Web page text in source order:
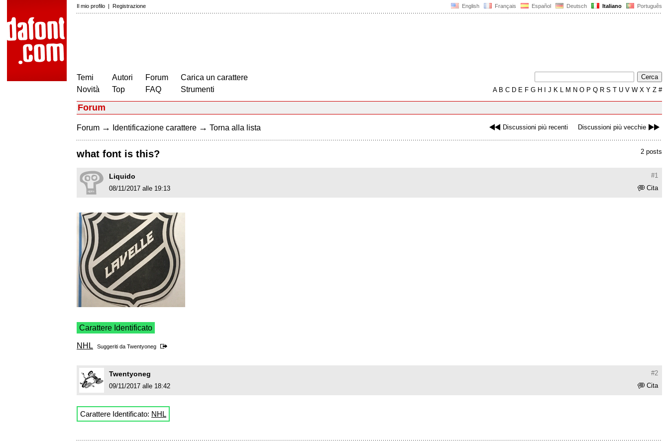
English Français Español Deutsch Italiano Português
Il mio profilo | Registrazione
Temi
Novità
Autori
Top
Forum
FAQ
Carica un carattere
Strumenti
AB C D E F G H J K L M N O P Q R S T U V W X Y Z #
Forum
Discussioni più recenti Discussioni più vecchie
Forum → Identificazione carattere → Torna alla lista
2 posts
what font is this?
#1
Liquido
Cita
08/11/2017 alle 19:13
Carattere Identificato
NHL Suggeriti da Twentyoneg
#2
Twentyoneg
Cita
09/11/2017 alle 18:42
Carattere Identificato: NHL